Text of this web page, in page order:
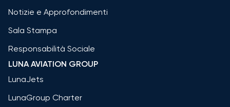
Notizie e Approfondimenti
Sala Stampa
Responsabilità Sociale
LUNA AVIATION GROUP
LunaJets
LunaGroup Charter